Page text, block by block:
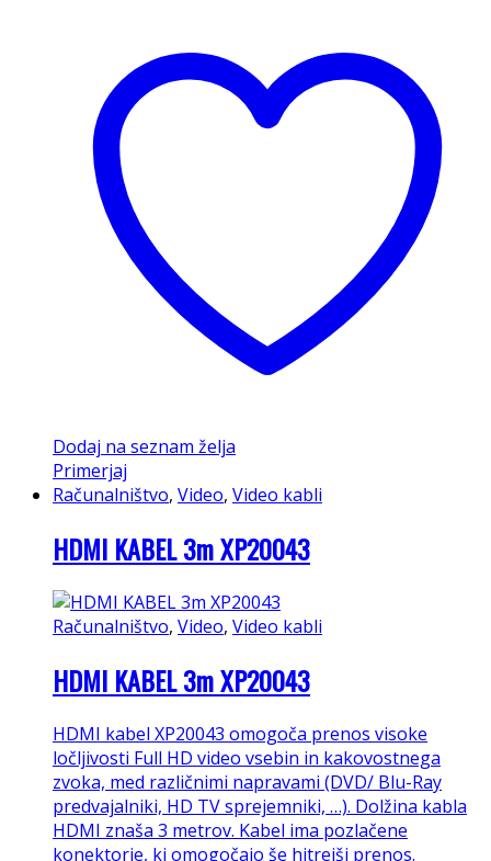
Dodaj na seznam želja
Primerjaj
Računalništvo, Video, Video kabli
HDMI KABEL 3m XP20043
Računalništvo, Video, Video kabli
HDMI KABEL 3m XP20043
HDMI kabel XP20043 omogoča prenos visoke
ločljivosti Full HD video vsebin in kakovostnega
zvoka, med različnimi napravami (DVD/ Blu-Ray
predvajalniki, HD TV sprejemniki, …). Dolžina kabla
HDMI znaša 3 metrov. Kabel ima pozlačene
konektorje, ki omogočajo še hitrejši prenos.